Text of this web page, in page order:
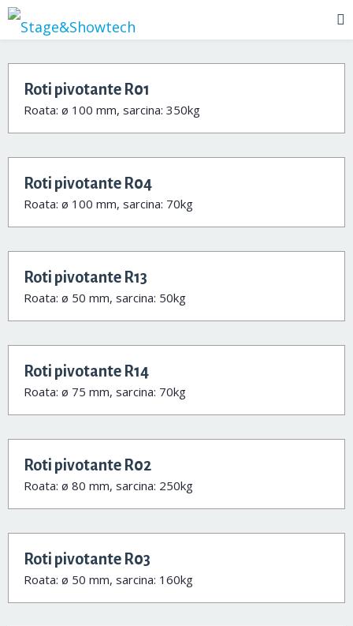
Roti pivotante R01
Roata: ø 100 mm, sarcina: 350kg
Roti pivotante R04
Roata: ø 100 mm, sarcina: 70kg
Roti pivotante R13
Roata: ø 50 mm, sarcina: 50kg
Roti pivotante R14
Roata: ø 75 mm, sarcina: 70kg
Roti pivotante R02
Roata: ø 80 mm, sarcina: 250kg
Roti pivotante R03
Roata: ø 50 mm, sarcina: 160kg